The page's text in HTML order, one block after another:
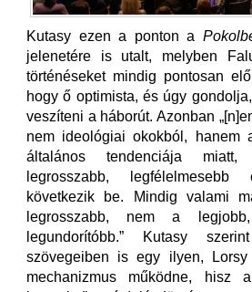
Kutasy ezen a ponton a
jelenetére is utalt, melyben
történéseket mindig pontosan
hogy ő optimista, és úgy
veszíteni a háborút. Azonban
nem ideológiai okokból, hanem
általános tendenciája
legrosszabb, legfélelmesebb
következik be. Mindig valami
legrosszabb, nem a
legundorítóbb.” Kutasy
szövegeiben is egy ilyen, Lorsy
mechanizmus működne, hisz